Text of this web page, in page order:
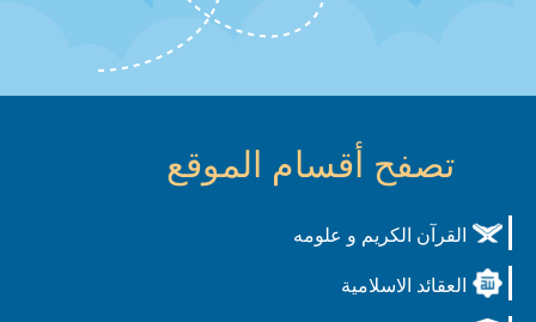
تصفح أقسام الموقع
القرآن الكريم و علومه
العقائد الاسلامية